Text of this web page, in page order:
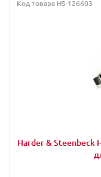
Код товара HS-126603
Harder & Steenbeck